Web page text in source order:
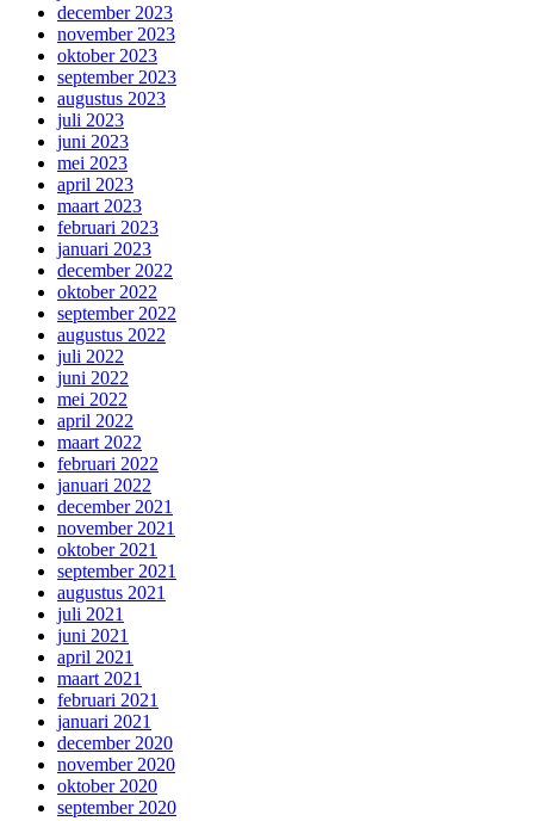
december 2023
november 2023
oktober 2023
september 2023
augustus 2023
juli 2023
juni 2023
mei 2023
april 2023
maart 2023
februari 2023
januari 2023
december 2022
oktober 2022
september 2022
augustus 2022
juli 2022
juni 2022
mei 2022
april 2022
maart 2022
februari 2022
januari 2022
december 2021
november 2021
oktober 2021
september 2021
augustus 2021
juli 2021
juni 2021
april 2021
maart 2021
februari 2021
januari 2021
december 2020
november 2020
oktober 2020
september 2020